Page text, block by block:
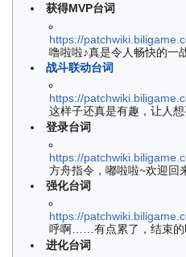
获得MVP台词
https://
噜啦啦♪真是令人畅快的一
战斗联动台词
https://
这样子还真是有趣，让人
登录台词
https://
方舟指令，嘟啦啦~欢迎回
强化台词
https://
呼啊……有点累了，结束的
进化台词